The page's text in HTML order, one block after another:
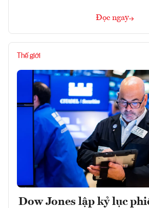
Đọc ngay
Thế giới
Dow Jones lập kỷ lục